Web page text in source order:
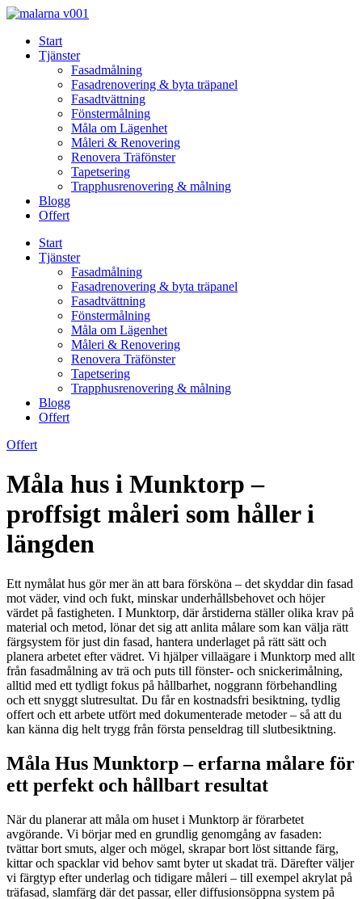
Skip
contentStart
Tjänster
Fasadmålning
Fasadrenovering & byta träpanel
Fasadtvättning
Fönstermålning
Måla om Lägenhet
Måleri & Renovering
Renovera Träfönster
Tapetsering
Trapphusrenovering & målning
Blogg
Offert
Start
Tjänster
Fasadmålning
Fasadrenovering & byta träpanel
Fasadtvättning
Fönstermålning
Måla om Lägenhet
Måleri & Renovering
Renovera Träfönster
Tapetsering
Trapphusrenovering & målning
Blogg
Offert
Offert
Måla hus i Munktorp –
proffsigt måleri som håller i
längden
Ett nymålat hus gör mer än att bara försköna – det skyddar din fasad
mot väder, vind och fukt, minskar underhållsbehovet och höjer
värdet på fastigheten. I Munktorp, där årstiderna ställer olika krav på
material och metod, lönar det sig att anlita målare som kan välja rätt
färgsystem för just din fasad, hantera underlaget på rätt sätt och
planera arbetet efter vädret. Vi hjälper villaägare i Munktorp med allt
från fasadmålning av trä och puts till fönster- och snickerimålning,
alltid med ett tydligt fokus på hållbarhet, noggrann förbehandling
och ett snyggt slutresultat. Du får en kostnadsfri besiktning, tydlig
offert och ett arbete utfört med dokumenterade metoder – så att du
kan känna dig helt trygg från första penseldrag till slutbesiktning.
Måla Hus Munktorp – erfarna målare för
ett perfekt och hållbart resultat
När du planerar att måla om huset i Munktorp är förarbetet
avgörande. Vi börjar med en grundlig genomgång av fasaden:
tvättar bort smuts, alger och mögel, skrapar bort löst sittande färg,
kittar och spacklar vid behov samt byter ut skadat trä. Därefter väljer
vi färgtyp efter underlag och tidigare måleri – till exempel akrylat på
träfasad, slamfärg där det passar, eller diffusionsöppna system på